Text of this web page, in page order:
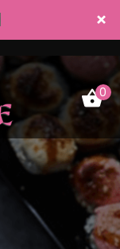
×
0